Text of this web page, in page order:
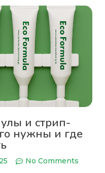
и стрип-
нужны и где
No Comments